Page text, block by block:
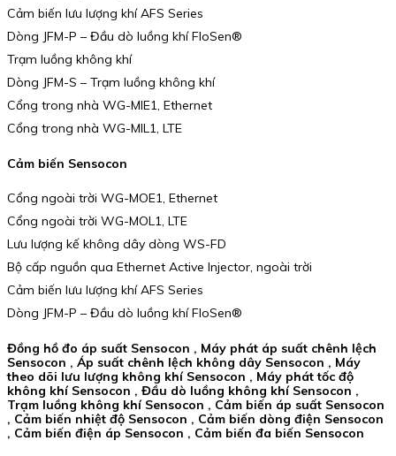
Cảm biến lưu lượng khí AFS Series
Dòng JFM-P – Đầu dò luồng khí FloSen®
Trạm luồng không khí
Dòng JFM-S – Trạm luồng không khí
Cổng trong nhà WG-MIE1, Ethernet
Cổng trong nhà WG-MIL1, LTE
Cảm biến Sensocon
Cổng ngoài trời WG-MOE1, Ethernet
Cổng ngoài trời WG-MOL1, LTE
Lưu lượng kế không dây dòng WS-FD
Bộ cấp nguồn qua Ethernet Active Injector, ngoài trời
Cảm biến lưu lượng khí AFS Series
Dòng JFM-P – Đầu dò luồng khí FloSen®
Đồng hồ đo áp suất Sensocon , Máy phát áp suất chênh lệch
Sensocon , Áp suất chênh lệch không dây Sensocon , Máy
theo dõi lưu lượng không khí Sensocon , Máy phát tốc độ
không khí Sensocon , Đầu dò luồng không khí Sensocon ,
Trạm luồng không khí Sensocon , Cảm biến áp suất Sensocon
, Cảm biến nhiệt độ Sensocon , Cảm biến dòng điện Sensocon
, Cảm biến điện áp Sensocon , Cảm biến đa biến Sensocon